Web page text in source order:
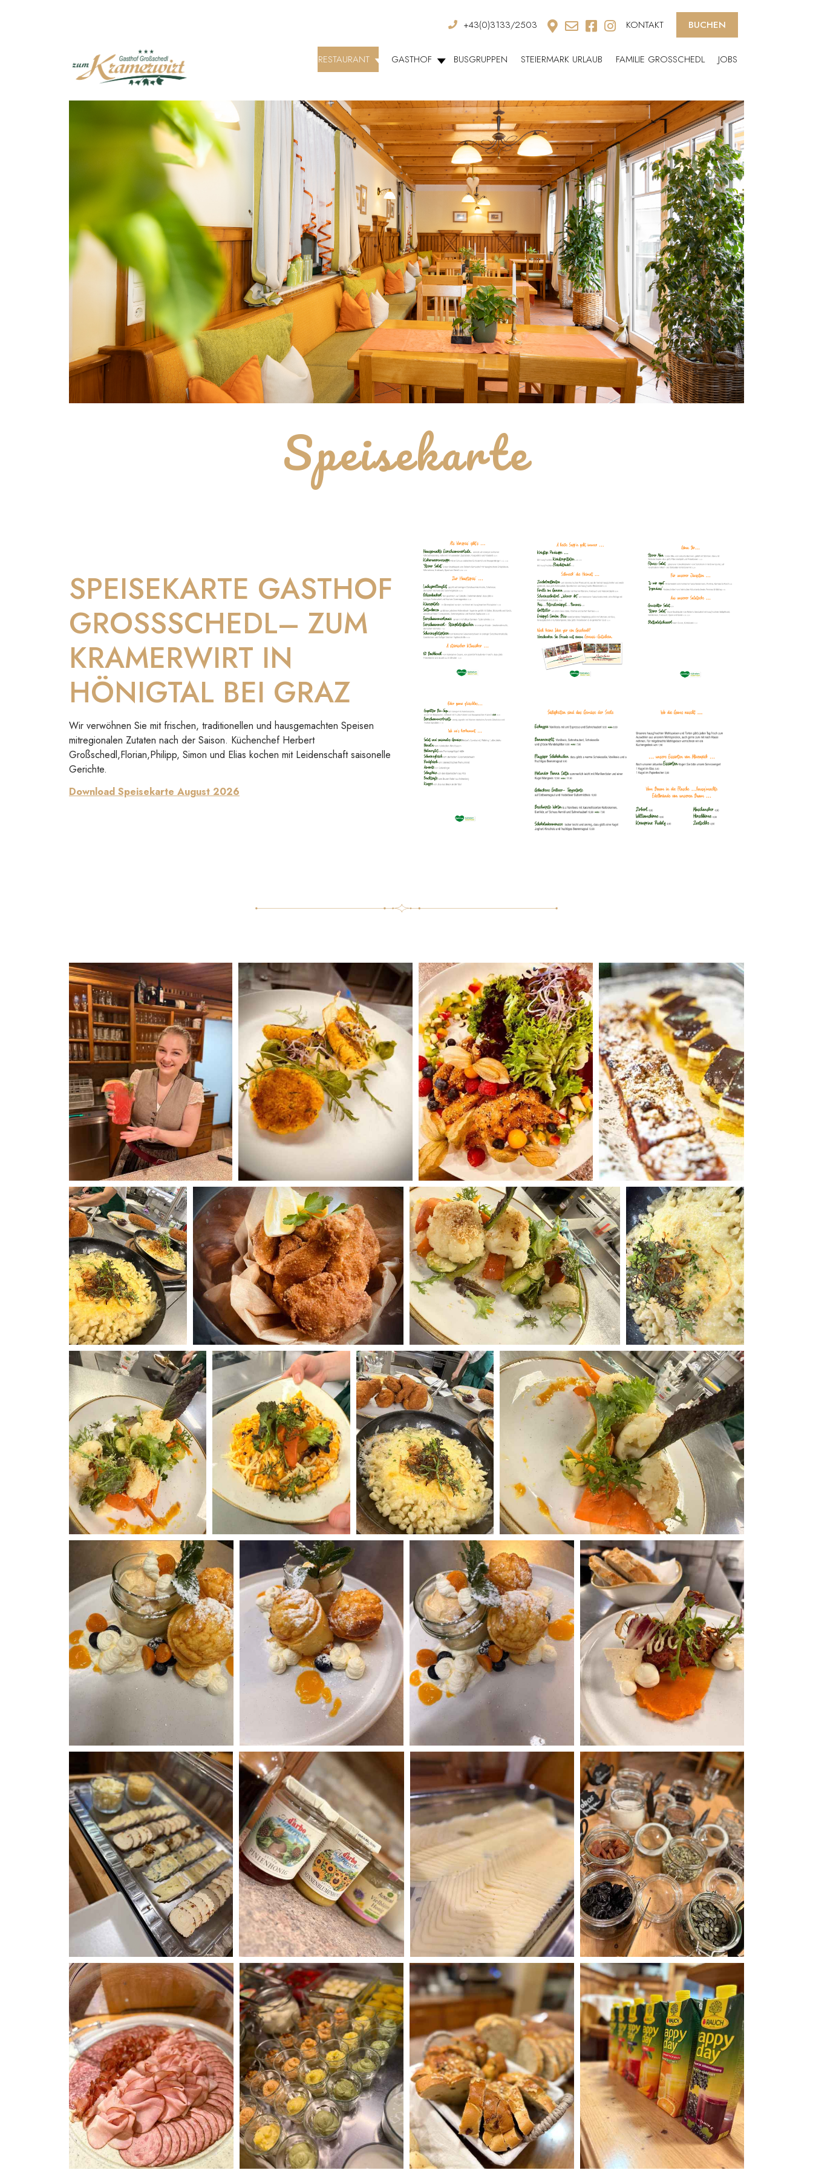
+43(0)3133/2503 KONTAKT BUCHEN
RESTAURANT GASTHOF BUSGRUPPEN STEIERMARK URLAUB FAMILIE GROSSCHEDL JOBS
Speisekarte
SPEISEKARTE GASTHOF
GROSSSCHEDL– ZUM
KRAMERWIRT IN
HÖNIGTAL BEI GRAZ
Wir verwöhnen Sie mit frischen, traditionellen und hausgemachten Speisen
mitregionalen Zutaten nach der Saison. Küchenchef Herbert
Großschedl,Florian,Philipp, Simon und Elias kochen mit Leidenschaft saisonelle
Gerichte.
Download Speisekarte August 2026